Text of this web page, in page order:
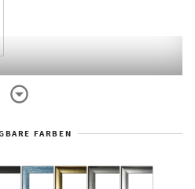
FARBEN